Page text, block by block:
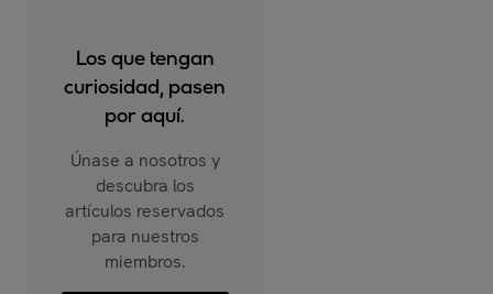
Los que tengan
curiosidad, pasen
por aquí.
Únase a nosotros y
descubra los
artículos reservados
para nuestros
miembros.